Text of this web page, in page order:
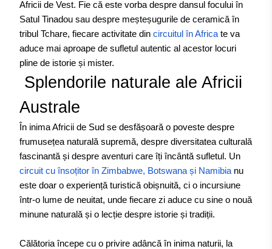
Africii de Vest. Fie că este vorba despre dansul focului în
Satul Tinadou sau despre meșteșugurile de ceramică în
tribul Tchare, fiecare activitate din circuitul în Africa te va
aduce mai aproape de sufletul autentic al acestor locuri
pline de istorie și mister.
Splendorile naturale ale Africii
Australe
În inima Africii de Sud se desfășoară o poveste despre
frumusețea naturală supremă, despre diversitatea culturală
fascinantă și despre aventuri care îți încântă sufletul. Un
circuit cu însoțitor în Zimbabwe, Botswana și Namibia nu
este doar o experiență turistică obișnuită, ci o incursiune
într-o lume de neuitat, unde fiecare zi aduce cu sine o nouă
minune naturală și o lecție despre istorie și tradiții.
Călătoria începe cu o privire adâncă în inima naturii, la